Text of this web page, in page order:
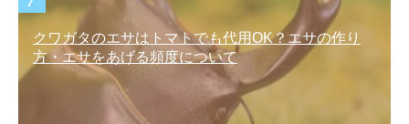
クワガタのエサはトマトでも代用OK？エサの作り
方・エサをあげる頻度について